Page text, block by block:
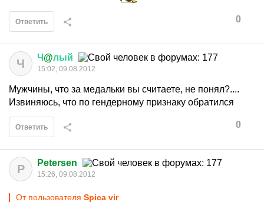
0
Ответить
Ч Ч @лый
15:02, 09.08.2012
Мужчины, что за медальки вы считаете, не понял?....
Извиняюсь, что по гендерному признаку обратился
0
Ответить
P Petersen
15:26, 09.08.2012
От пользователя Spica vir